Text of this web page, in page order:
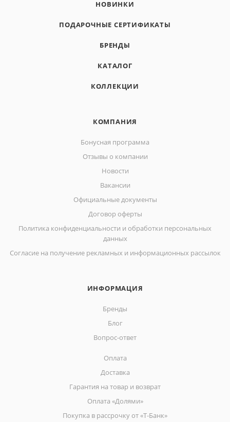
НОВИНКИ
ПОДАРОЧНЫЕ СЕРТИФИКАТЫ
БРЕНДЫ
КАТАЛОГ
КОЛЛЕКЦИИ
КОМПАНИЯ
Бонусная программа
Отзывы о компании
Новости
Вакансии
Официальные документы
Договор оферты
Политика конфиденциальности и обработки персональных
данных
Согласие на получение рекламных и информационных рассылок
ИНФОРМАЦИЯ
Бренды
Блог
Вопрос-ответ
Оплата
Доставка
Гарантия на товар и возврат
Оплата «Долями»
Покупка в рассрочку от «Т-Банк»